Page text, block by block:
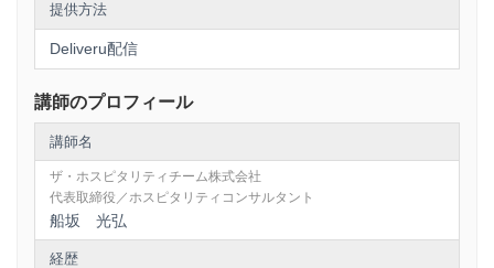
提供方法
Deliveru配信
講師のプロフィール
講師名
ザ・ホスピタリティチーム株式会社
代表取締役／ホスピタリティコンサルタント
船坂 光弘
経歴